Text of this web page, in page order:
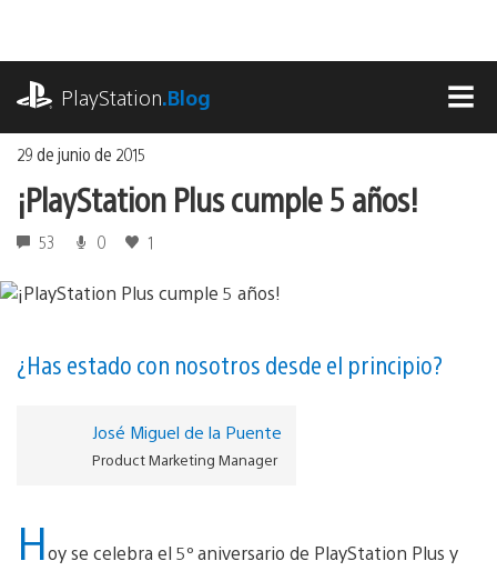
contenido
PlayStation.Blog
29 de junio de 2015
¡PlayStation Plus cumple 5 años!
53 0 1
¿Has estado con nosotros desde el principio?
José Miguel de la Puente
Product Marketing Manager
Hoy se celebra el 5º aniversario de PlayStation Plus y